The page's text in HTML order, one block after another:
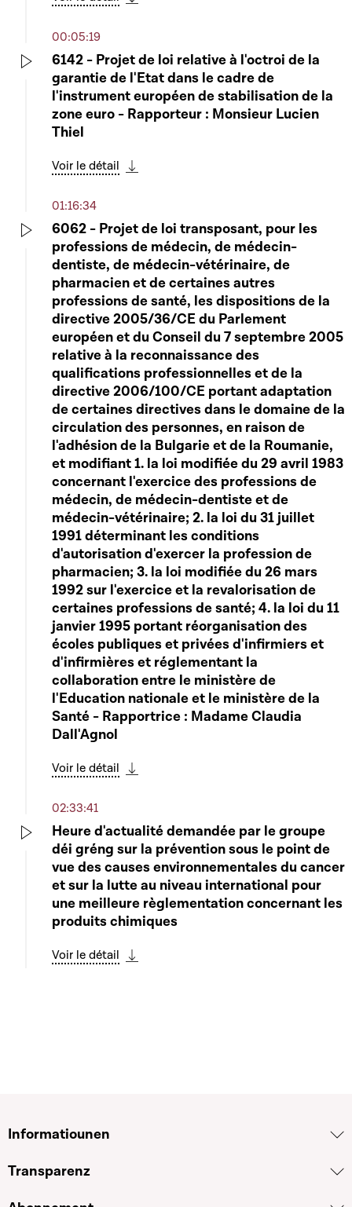
00:05:19
6142 - Projet de loi relative à l'octroi de la
garantie de l'Etat dans le cadre de
l'instrument européen de stabilisation de la
zone euro - Rapporteur : Monsieur Lucien
Thiel
Voir le détail
01:16:34
6062 - Projet de loi transposant, pour les
professions de médecin, de médecin-
dentiste, de médecin-vétérinaire, de
pharmacien et de certaines autres
professions de santé, les dispositions de la
directive 2005/36/CE du Parlement
européen et du Conseil du 7 septembre 2005
relative à la reconnaissance des
qualifications professionnelles et de la
directive 2006/100/CE portant adaptation
de certaines directives dans le domaine de la
circulation des personnes, en raison de
l'adhésion de la Bulgarie et de la Roumanie,
et modifiant 1. la loi modifiée du 29 avril 1983
concernant l'exercice des professions de
médecin, de médecin-dentiste et de
médecin-vétérinaire; 2. la loi du 31 juillet
1991 déterminant les conditions
d'autorisation d'exercer la profession de
pharmacien; 3. la loi modifiée du 26 mars
1992 sur l'exercice et la revalorisation de
certaines professions de santé; 4. la loi du 11
janvier 1995 portant réorganisation des
écoles publiques et privées d'infirmiers et
d'infirmières et réglementant la
collaboration entre le ministère de
l'Education nationale et le ministère de la
Santé - Rapportrice : Madame Claudia
Dall'Agnol
Voir le détail
02:33:41
Heure d'actualité demandée par le groupe
déi gréng sur la prévention sous le point de
vue des causes environnementales du cancer
et sur la lutte au niveau international pour
une meilleure règlementation concernant les
produits chimiques
Voir le détail
Informatiounen
Transparenz